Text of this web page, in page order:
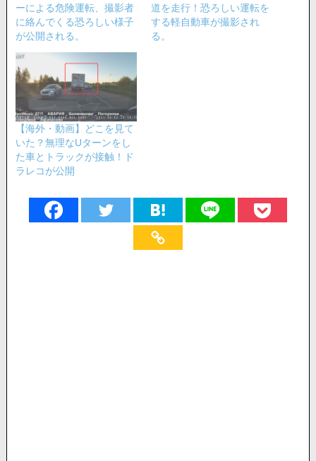
ーによる危険運転、撮影者
に絡んでくる恐ろしい様子
が公開される。
道を走行！恐ろしい運転を
する軽自動車が撮影され
る。
【海外・動画】どこを見て
いた？無理なUターンをし
た車とトラックが接触！ド
ラレコが公開